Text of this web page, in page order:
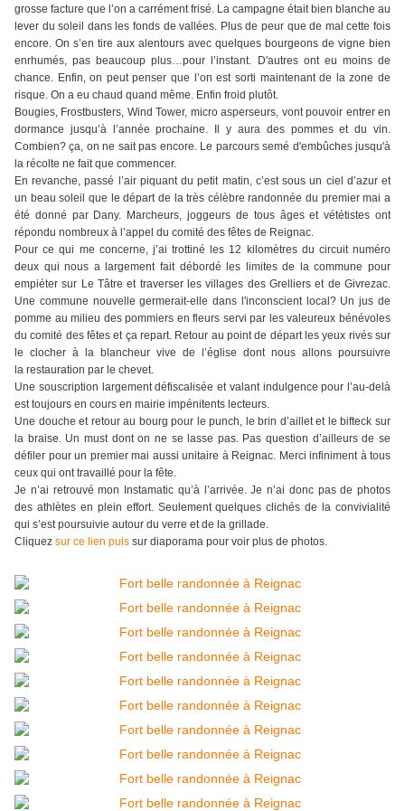
grosse facture que l’on a carrément frisé. La campagne était bien blanche au
lever du soleil dans les fonds de vallées. Plus de peur que de mal cette fois
encore. On s’en tire aux alentours avec quelques bourgeons de vigne bien
enrhumés, pas beaucoup plus…pour l’instant. D'autres ont eu moins de
chance. Enfin, on peut penser que l’on est sorti maintenant de la zone de
risque. On a eu chaud quand même. Enfin froid plutôt.
Bougies, Frostbusters, Wind Tower, micro asperseurs, vont pouvoir entrer en
dormance jusqu’à l’année prochaine. Il y aura des pommes et du vin.
Combien? ça, on ne sait pas encore. Le parcours semé d'embûches jusqu'à
la récolte ne fait que commencer.
En revanche, passé l’air piquant du petit matin, c’est sous un ciel d’azur et
un beau soleil que le départ de la très célèbre randonnée du premier mai a
été donné par Dany. Marcheurs, joggeurs de tous âges et vététistes ont
répondu nombreux à l’appel du comité des fêtes de Reignac.
Pour ce qui me concerne, j’ai trottiné les 12 kilomètres du circuit numéro
deux qui nous a largement fait débordé les limites de la commune pour
empiéter sur Le Tâtre et traverser les villages des Grelliers et de Givrezac.
Une commune nouvelle germerait-elle dans l'inconscient local? Un jus de
pomme au milieu des pommiers en fleurs servi par les valeureux bénévoles
du comité des fêtes et ça repart. Retour au point de départ les yeux rivés sur
le clocher à la blancheur vive de l’église dont nous allons poursuivre
la restauration par le chevet.
Une souscription largement défiscalisée et valant indulgence pour l’au-delà
est toujours en cours en mairie impénitents lecteurs.
Une douche et retour au bourg pour le punch, le brin d’aillet et le bifteck sur
la braise. Un must dont on ne se lasse pas. Pas question d’ailleurs de se
défiler pour un premier mai aussi unitaire à Reignac. Merci infiniment à tous
ceux qui ont travaillé pour la fête.
Je n’ai retrouvé mon Instamatic qu’à l’arrivée. Je n’ai donc pas de photos
des athlètes en plein effort. Seulement quelques clichés de la convivialité
qui s’est poursuivie autour du verre et de la grillade.
Cliquez sur ce lien puis sur diaporama pour voir plus de photos.